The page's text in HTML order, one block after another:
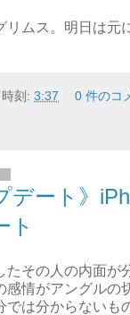
リムス。明日は元
時刻: 3:37 0 件のコ
デート》
ト
たその人の内面が
感情がアングルの
では分からないも